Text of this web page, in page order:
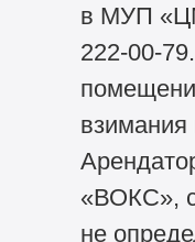
в МУП
222-00-
взимания
«ВОКС»,
не